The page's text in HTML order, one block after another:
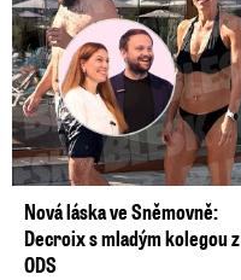
Nová láska ve Sněmovně:
Decroix s mladým kolegou z
ODS